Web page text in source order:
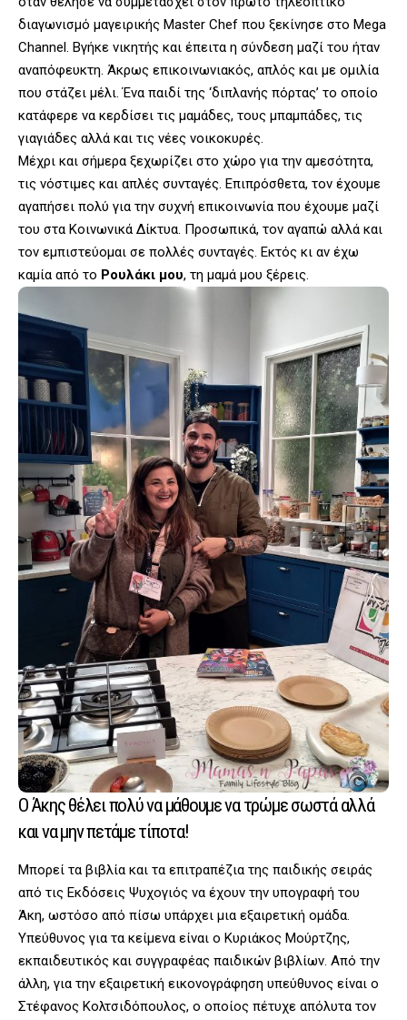
διαγωνισμό μαγειρικής Master Chef που ξεκίνησε στο Mega
Channel. Βγήκε νικητής και έπειτα η σύνδεση μαζί του ήταν
αναπόφευκτη. Άκρως επικοινωνιακός, απλός και με ομιλία
που στάζει μέλι. Ένα παιδί της ‘διπλανής πόρτας’ το οποίο
κατάφερε να κερδίσει τις μαμάδες, τους μπαμπάδες, τις
γιαγιάδες αλλά και τις νέες νοικοκυρές.
Μέχρι και σήμερα ξεχωρίζει στο χώρο για την αμεσότητα,
τις νόστιμες και απλές συνταγές. Επιπρόσθετα, τον έχουμε
αγαπήσει πολύ για την συχνή επικοινωνία που έχουμε μαζί
του στα Κοινωνικά Δίκτυα. Προσωπικά, τον αγαπώ αλλά και
τον εμπιστεύομαι σε πολλές συνταγές. Εκτός κι αν έχω
καμία από το Ρουλάκι μου, τη μαμά μου ξέρεις.
Ο Άκης θέλει πολύ να μάθουμε να τρώμε σωστά αλλά
και να μην πετάμε τίποτα!
Μπορεί τα βιβλία και τα επιτραπέζια της παιδικής σειράς
από τις Εκδόσεις Ψυχογιός να έχουν την υπογραφή του
Άκη, ωστόσο από πίσω υπάρχει μια εξαιρετική ομάδα.
Υπεύθυνος για τα κείμενα είναι ο Κυριάκος Μούρτζης,
εκπαιδευτικός και συγγραφέας παιδικών βιβλίων. Από την
άλλη, για την εξαιρετική εικονογράφηση υπεύθυνος είναι ο
Στέφανος Κολτσιδόπουλος, ο οποίος πέτυχε απόλυτα τον